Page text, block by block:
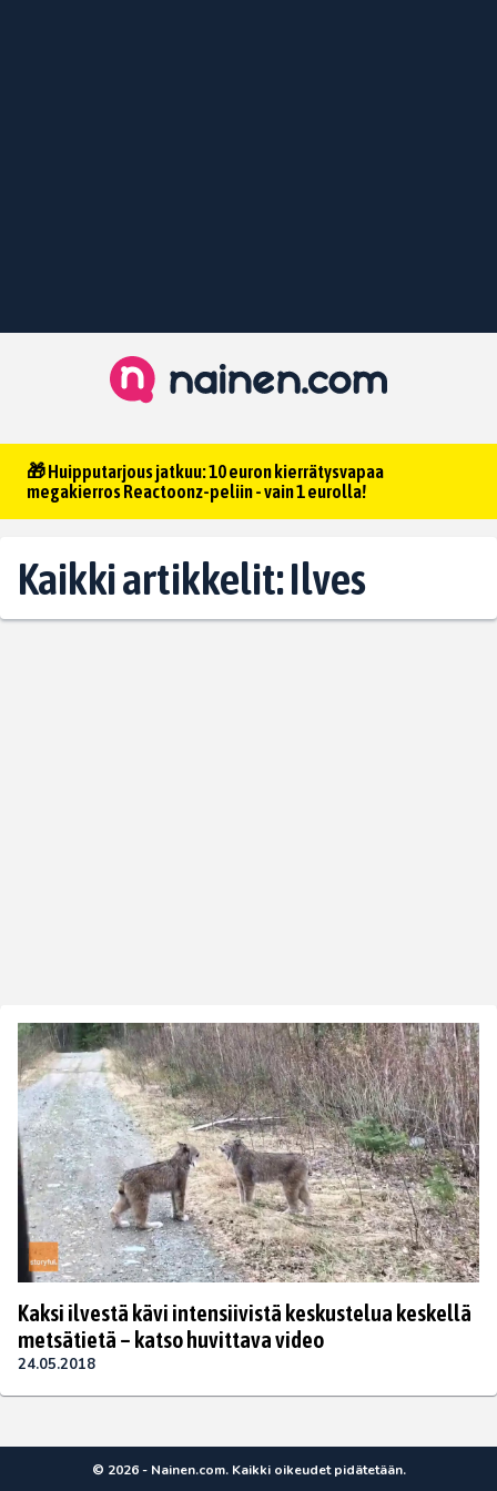
🎁 Huipputarjous jatkuu: 10 euron kierrätysvapaa
megakierros Reactoonz-peliin - vain 1 eurolla!
Kaikki artikkelit: Ilves
Kaksi ilvestä kävi intensiivistä keskustelua keskellä
metsätietä – katso huvittava video
24.05.2018
© 2026 - Nainen.com. Kaikki oikeudet pidätetään.